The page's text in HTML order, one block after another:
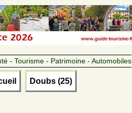
- Tourisme - Patrimoine - Automobiles
Doubs (25)